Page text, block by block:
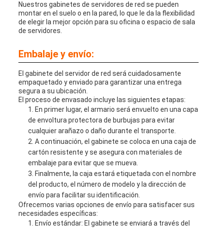
Nuestros gabinetes de servidores de red se pueden
montar en el suelo o en la pared, lo que le da la flexibilidad
de elegir la mejor opción para su oficina o espacio de sala
de servidores.
Embalaje y envío:
El gabinete del servidor de red será cuidadosamente
empaquetado y enviado para garantizar una entrega
segura a su ubicación.
El proceso de envasado incluye las siguientes etapas:
En primer lugar, el armario será envuelto en una capa
de envoltura protectora de burbujas para evitar
cualquier arañazo o daño durante el transporte.
A continuación, el gabinete se coloca en una caja de
cartón resistente y se asegura con materiales de
embalaje para evitar que se mueva.
Finalmente, la caja estará etiquetada con el nombre
del producto, el número de modelo y la dirección de
envío para facilitar su identificación.
Ofrecemos varias opciones de envío para satisfacer sus
necesidades específicas:
Envío estándar: El gabinete se enviará a través del